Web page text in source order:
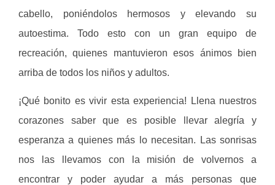
cabello, poniéndolos hermosos y elevando su
autoestima. Todo esto con un gran equipo de
recreación, quienes mantuvieron esos ánimos bien
arriba de todos los niños y adultos.
¡Qué bonito es vivir esta experiencia! Llena nuestros
corazones saber que es posible llevar alegría y
esperanza a quienes más lo necesitan. Las sonrisas
nos las llevamos con la misión de volvernos a
encontrar y poder ayudar a más personas que